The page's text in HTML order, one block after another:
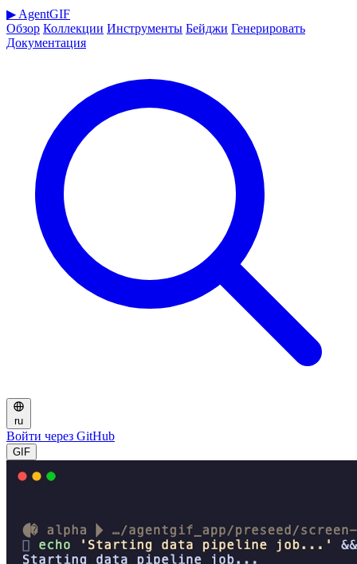
▶ AgentGIF
Обзор Коллекции Инструменты Бейджи Генерировать
Документация
ru
Войти через GitHub
GIF